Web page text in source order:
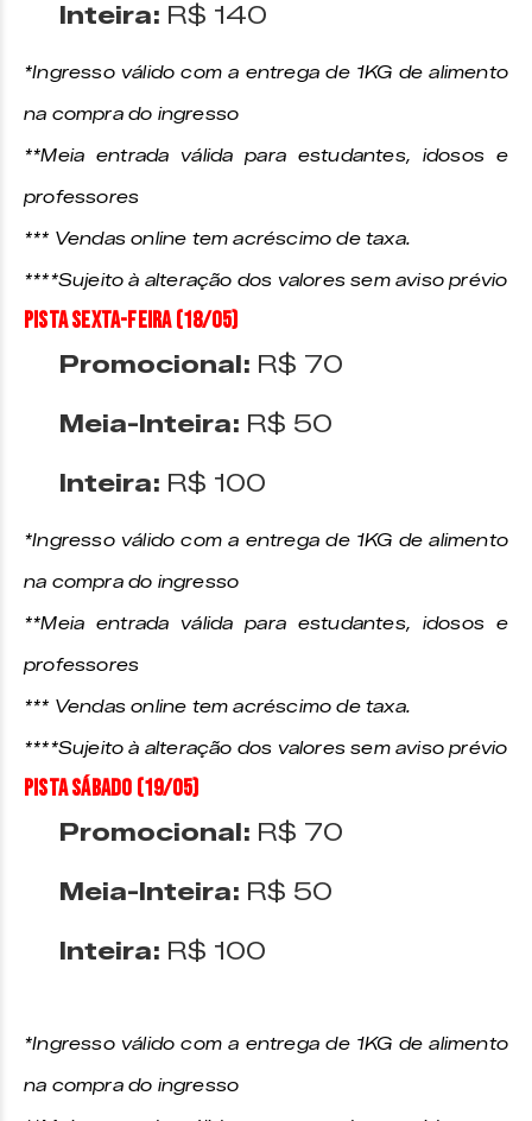
Inteira: R$ 140
*Ingresso válido com a entrega de 1KG de alimento
na compra do ingresso
**Meia entrada válida para estudantes, idosos e
professores
*** Vendas online tem acréscimo de taxa.
****Sujeito à alteração dos valores sem aviso prévio
PISTA SEXTA-FEIRA (18/05)
Promocional: R$ 70
Meia-Inteira: R$ 50
Inteira: R$ 100
*Ingresso válido com a entrega de 1KG de alimento
na compra do ingresso
**Meia entrada válida para estudantes, idosos e
professores
*** Vendas online tem acréscimo de taxa.
****Sujeito à alteração dos valores sem aviso prévio
PISTA SÁBADO (19/05)
Promocional: R$ 70
Meia-Inteira: R$ 50
Inteira: R$ 100
*Ingresso válido com a entrega de 1KG de alimento
na compra do ingresso